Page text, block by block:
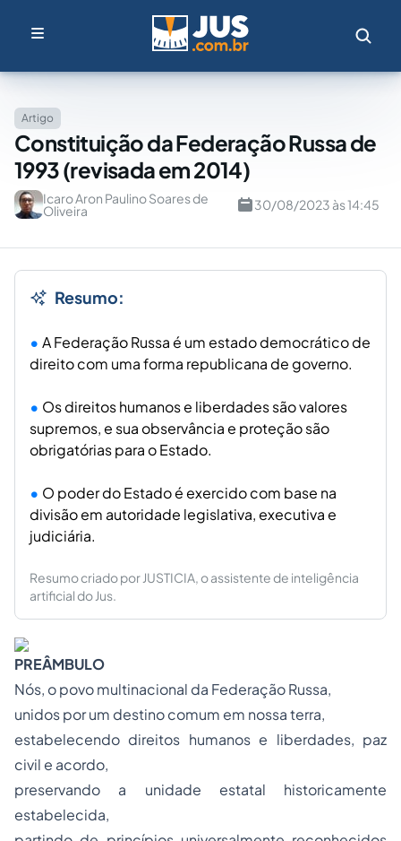
Artigo
Constituição da Federação Russa de
1993 (revisada em 2014)
Icaro Aron Paulino Soares de
Oliveira 30/08/2023 às 14:45
Resumo:
A Federação Russa é um estado democrático de
direito com uma forma republicana de governo.
Os direitos humanos e liberdades são valores
supremos, e sua observância e proteção são
obrigatórias para o Estado.
O poder do Estado é exercido com base na
divisão em autoridade legislativa, executiva e
judiciária.
Resumo criado por JUSTICIA, o assistente de inteligência
artificial do Jus.
PREÂMBULO
Nós, o povo multinacional da Federação Russa,
unidos por um destino comum em nossa terra,
estabelecendo direitos humanos e liberdades, paz
civil e acordo,
preservando a unidade estatal historicamente
estabelecida,